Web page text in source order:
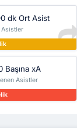
dk Ort Asist
Asistler
Başına xA
Asistler